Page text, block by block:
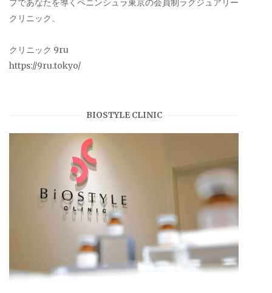
プであなたを導くペニンシュラ東京の会員制ラグジュアリー
クリニック。
クリニック 9ru
https://9ru.tokyo/
BIOSTYLE CLINIC